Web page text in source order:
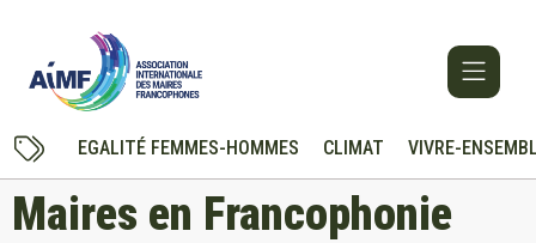
EGALITÉ FEMMES-HOMMES CLIMAT VIVRE-
Maires en Francophonie